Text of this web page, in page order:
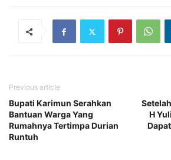
Previous article
Bupati Karimun Serahkan
Bantuan Warga Yang
Rumahnya Tertimpa Durian
Runtuh
H